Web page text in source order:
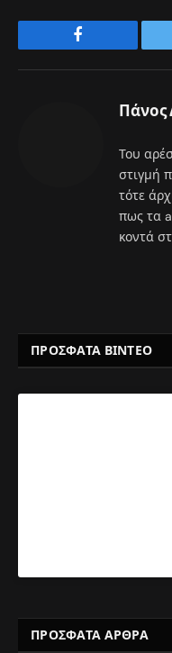
Facebook
Πάνος
Του
στιγμή
τότε
πως τα
κοντά
ΠΡΟΣΦΑΤΑ ΒΙΝΤΕΟ
ΠΡΌΣΦΑΤΑ ΆΡΘΡΑ